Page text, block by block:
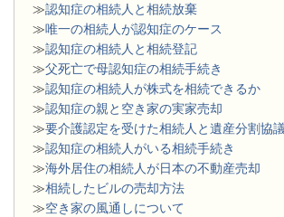
≫認知症の相続人と相続放棄
≫唯一の相続人が認知症のケース
≫認知症の相続人と相続登記
≫父死亡で母認知症の相続手続き
≫認知症の相続人が株式を相続できるか
≫認知症の親と空き家の実家売却
≫要介護認定を受けた相続人と遺産分割協
≫認知症の相続人がいる相続手続き
≫海外居住の相続人が日本の不動産売却
≫相続したビルの売却方法
≫空き家の風通しについて